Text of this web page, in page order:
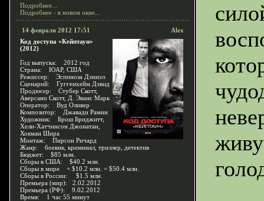
Подробнее...
Подробнее - в новом окне...
14 февраля 2012 17:51
Alex
Код доступа «Кейптаун»
(2012)
Год выпуска: 2012 год
Страна: ЮАР, США
Режиссер: Эспиноза Дэниэл
Сценарий: Гуггенхейм Дэвид
Продюсер: Стубер Скотт,
Аверсано Скотт, Д. Эванс Марк
Оператор: Вуд Оливер
Композитор: Джавади Рамин
Художник: Брош Бриджитт,
Хели-Хатчинсон Джонатан,
Хокман Шира
Монтаж: Пирсон Ричард
Жанр: боевик, криминал, триллер, детектив
Бюджет: $85 млн.
Сборы в США: $40.2 млн.
Сборы в мире + $10.2 млн. = $50.4 млн.
Сборы в России: $1.5 млн.
Премьера (мир): 2.02.2012
Премьера (РФ): 9.02.2012
Время: 1 час 55 минут